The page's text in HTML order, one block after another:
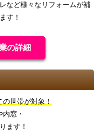
など様々なリフォームが補
す！
の詳細
世帯が対象！
窓・
ます！